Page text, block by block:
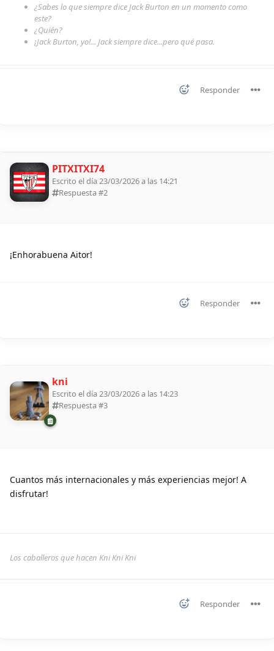
¿Sabes lo que siempre dice Jack Burton en un momento como
este?
¿Quién?
¡Jack Burton, yo!... Jack siempre dice...pero qué pasa.
Responder
PITXITXI74
Escrito el día 23/03/2026 a las 14:21
Respuesta #2
¡Enhorabuena Aitor!
Responder
kni
Escrito el día 23/03/2026 a las 14:23
Respuesta #3
Cuantos más internacionales y más experiencias mejor! A
disfrutar!
Los caballeros que hacen Kni Kni Kni
Responder